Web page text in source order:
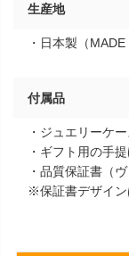
生産地
・日本製（MADE
付属品
・ジュエリーケ
・ギフト用の手
・品質保証書（
※保証書デザイン